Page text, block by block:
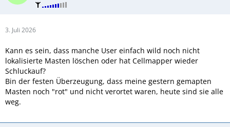
3. Juli 2026
Kann es sein, dass manche User einfach wild noch nicht
lokalisierte Masten löschen oder hat Cellmapper wieder
Schluckauf?
Bin der festen Überzeugung, dass meine gestern gemapten
Masten noch "rot" und nicht verortet waren, heute sind sie alle
weg.